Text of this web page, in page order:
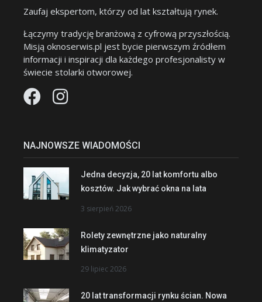
Zaufaj ekspertom, którzy od lat kształtują rynek.
Łączymy tradycję branżową z cyfrową przyszłością.
Misją oknoserwis.pl jest bycie pierwszym źródłem
informacji i inspiracji dla każdego profesjonalisty w
świecie stolarki otworowej.
NAJNOWSZE WIADOMOŚCI
Jedna decyzja, 20 lat komfortu albo
kosztów. Jak wybrać okna na lata
3 sierpień 2026
Rolety zewnętrzne jako naturalny
klimatyzator
29 lipiec 2026
20 lat transformacji rynku ścian. Nowa